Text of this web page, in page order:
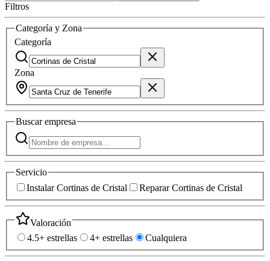
Filtros
Categoría y Zona
Categoría
Zona
Buscarempresa
Servicio
Instalar Cortinas de Cristal
Reparar Cortinas de Cristal
Valoración
4.5+ estrellas
4+ estrellas Cualquiera